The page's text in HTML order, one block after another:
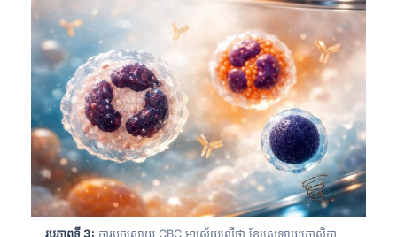
រូបភាពទី 3: ការបកស្រាយ CBC អាស្រ័យលើថា ខ្សែស្រឡាយកោសិកា